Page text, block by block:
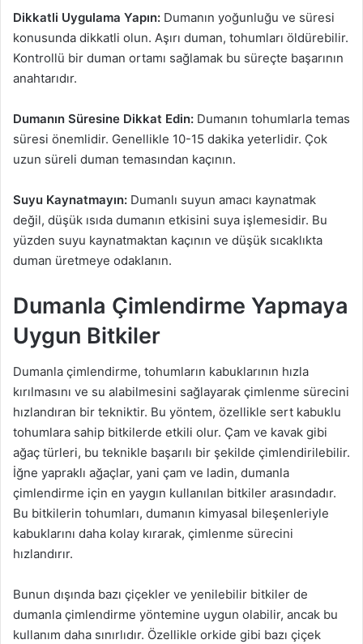
Dikkatli Uygulama Yapın: Dumanın yoğunluğu ve süresi
konusunda dikkatli olun. Aşırı duman, tohumları öldürebilir.
Kontrollü bir duman ortamı sağlamak bu süreçte başarının
anahtarıdır.
Dumanın Süresine Dikkat Edin: Dumanın tohumlarla temas
süresi önemlidir. Genellikle 10-15 dakika yeterlidir. Çok
uzun süreli duman temasından kaçının.
Suyu Kaynatmayın: Dumanlı suyun amacı kaynatmak
değil, düşük ısıda dumanın etkisini suya işlemesidir. Bu
yüzden suyu kaynatmaktan kaçının ve düşük sıcaklıkta
duman üretmeye odaklanın.
Dumanla Çimlendirme Yapmaya
Uygun Bitkiler
Dumanla çimlendirme, tohumların kabuklarının hızla
kırılmasını ve su alabilmesini sağlayarak çimlenme sürecini
hızlandıran bir tekniktir. Bu yöntem, özellikle sert kabuklu
tohumlara sahip bitkilerde etkili olur. Çam ve kavak gibi
ağaç türleri, bu teknikle başarılı bir şekilde çimlendirilebilir.
İğne yapraklı ağaçlar, yani çam ve ladin, dumanla
çimlendirme için en yaygın kullanılan bitkiler arasındadır.
Bu bitkilerin tohumları, dumanın kimyasal bileşenleriyle
kabuklarını daha kolay kırarak, çimlenme sürecini
hızlandırır.
Bunun dışında bazı çiçekler ve yenilebilir bitkiler de
dumanla çimlendirme yöntemine uygun olabilir, ancak bu
kullanım daha sınırlıdır. Özellikle orkide gibi bazı çiçek